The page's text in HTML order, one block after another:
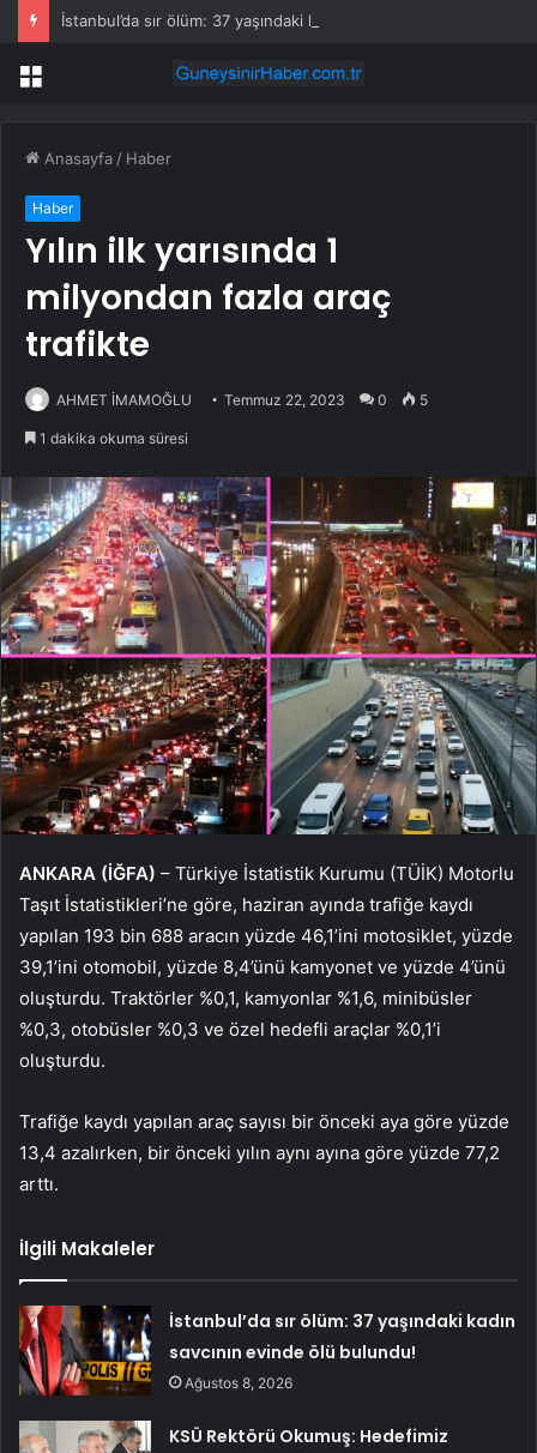
Menü
Anasayfa / Haber
Haber
Yılın ilk yarısında 1
milyondan fazla araç
trafikte
AHMET İMAMOĞLU Temmuz 22, 2023 0 5
1 dakika okuma süresi
ANKARA (İĞFA) – Türkiye İstatistik Kurumu (TÜİK) Motorlu
Taşıt İstatistikleri’ne göre, haziran ayında trafiğe kaydı
yapılan 193 bin 688 aracın yüzde 46,1’ini motosiklet, yüzde
39,1’ini otomobil, yüzde 8,4’ünü kamyonet ve yüzde 4’ünü
oluşturdu. Traktörler %0,1, kamyonlar %1,6, minibüsler
%0,3, otobüsler %0,3 ve özel hedefli araçlar %0,1’i
oluşturdu.
Trafiğe kaydı yapılan araç sayısı bir önceki aya göre yüzde
13,4 azalırken, bir önceki yılın aynı ayına göre yüzde 77,2
arttı.
İlgili Makaleler
İstanbul’da sır ölüm: 37 yaşındaki kadın
savcının evinde ölü bulundu!
Ağustos 8, 2026
KSÜ Rektörü Okumuş: Hedefimiz